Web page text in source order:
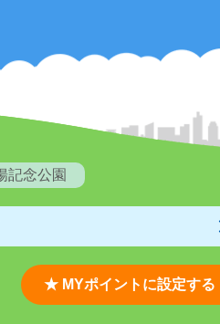
記念公園
★ MYポイントに設定する